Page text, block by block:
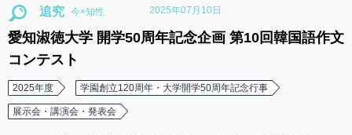
追究 2025年07月10日
愛知淑徳大学 開学50周年記念企画 第10回韓国語作文
コンテスト
2025年度 学園創立120周年・大学開学50周年記念行事
展示会・講演会・発表会